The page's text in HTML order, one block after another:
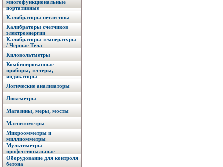
многофункциональные
портативные
Калибраторы петли тока
Калибраторы счетчиков
электроэнергии
Калибраторы температуры
/ Черные Тела
Киловольтметры
Комбинированные
приборы, тестеры,
индикаторы
Логические анализаторы
Люксметры
Магазины, меры, мосты
Магнитометры
Микроомметры и
миллиомметры
Мультиметры
профессиональные
Оборудование для контроля
бетона